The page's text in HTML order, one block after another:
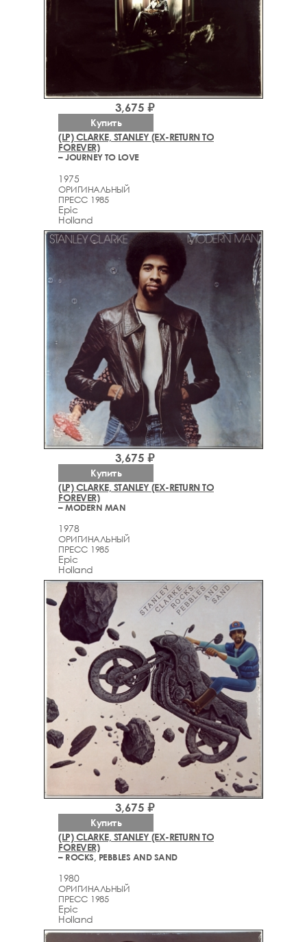
(LP) CLARKE, STANLEY (EX-RETURN TO
FOREVER)
– JOURNEY TO LOVE
1975
ОРИГИНАЛЬНЫЙ
ПРЕСС 1985
Epic
Holland
3,675 ₽
Купить
(LP) CLARKE, STANLEY (EX-RETURN TO
FOREVER)
– MODERN MAN
1978
ОРИГИНАЛЬНЫЙ
ПРЕСС 1985
Epic
Holland
3,675 ₽
Купить
(LP) CLARKE, STANLEY (EX-RETURN TO
FOREVER)
– ROCKS, PEBBLES AND SAND
1980
ОРИГИНАЛЬНЫЙ
ПРЕСС 1985
Epic
Holland
3,675 ₽
Купить